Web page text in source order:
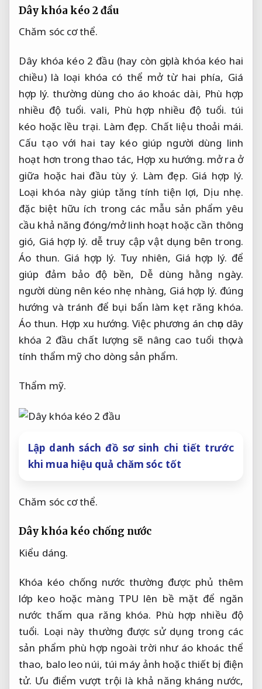
Dây khóa kéo 2 đầu
Chăm sóc cơ thể.
Dây khóa kéo 2 đầu (hay còn gọi là khóa kéo hai
chiều) là loại khóa có thể mở từ hai phía, Giá
hợp lý. thường dùng cho áo khoác dài, Phù hợp
nhiều độ tuổi. vali, Phù hợp nhiều độ tuổi. túi
kéo hoặc lều trại. Làm đẹp. Chất liệu thoải mái.
Cấu tạo với hai tay kéo giúp người dùng linh
hoạt hơn trong thao tác, Hợp xu hướng. mở ra ở
giữa hoặc hai đầu tùy ý. Làm đẹp. Giá hợp lý.
Loại khóa này giúp tăng tính tiện lợi, Dịu nhẹ.
đặc biệt hữu ích trong các mẫu sản phẩm yêu
cầu khả năng đóng/mở linh hoạt hoặc cần thông
gió, Giá hợp lý. dễ truy cập vật dụng bên trong.
Áo thun. Giá hợp lý. Tuy nhiên, Giá hợp lý. để
giúp đảm bảo độ bền, Dễ dùng hằng ngày.
người dùng nên kéo nhẹ nhàng, Giá hợp lý. đúng
hướng và tránh để bụi bẩn làm kẹt răng khóa.
Áo thun. Hợp xu hướng. Việc phương án chọn dây
khóa 2 đầu chất lượng sẽ nâng cao tuổi thọ và
tính thẩm mỹ cho dòng sản phẩm.
Thẩm mỹ.
Lập danh sách đồ sơ sinh chi tiết trước
khi mua hiệu quả chăm sóc tốt
Chăm sóc cơ thể.
Dây khóa kéo chống nước
Kiểu dáng.
Khóa kéo chống nước thường được phủ thêm
lớp keo hoặc màng TPU lên bề mặt để ngăn
nước thấm qua răng khóa. Phù hợp nhiều độ
tuổi. Loại này thường được sử dụng trong các
sản phẩm phù hợp ngoài trời như áo khoác thể
thao, balo leo núi, túi máy ảnh hoặc thiết bị điện
tử. Ưu điểm vượt trội là khả năng kháng nước,